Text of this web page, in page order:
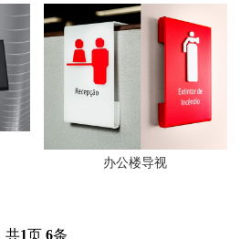
办公楼导视
共1页 6条